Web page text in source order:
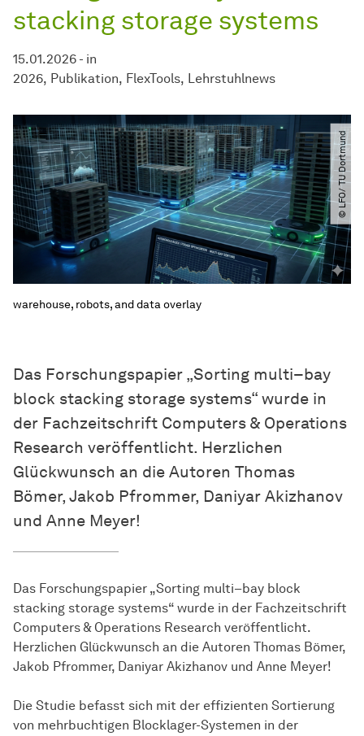
stacking storage systems
15.01.2026 - in
2026 Publikation FlexTools Lehrstuhlnews
© LFO​/​ TU Dortmund
warehouse, robots, and data overlay
Das Forschungspapier „Sorting multi–bay
block stacking storage systems“ wurde in
der Fachzeitschrift Computers & Operations
Research veröffentlicht. Herzlichen
Glückwunsch an die Autoren Thomas
Bömer, Jakob Pfrommer, Daniyar Akizhanov
und Anne Meyer!
Das Forschungspapier „Sorting multi–bay block
stacking storage systems“ wurde in der Fachzeitschrift
Computers & Operations Research veröffentlicht.
Herzlichen Glückwunsch an die Autoren Thomas Bömer,
Jakob Pfrommer, Daniyar Akizhanov und Anne Meyer!
Die Studie befasst sich mit der effizienten Sortierung
von mehrbuchtigen Blocklager-Systemen in der